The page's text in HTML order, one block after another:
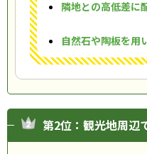
隣地との高低差に
自然石や陶板を用
第2位：観光地周辺